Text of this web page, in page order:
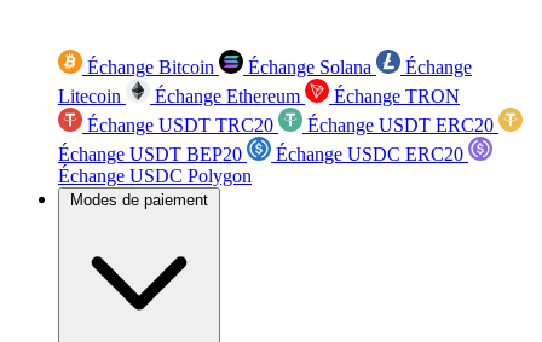
Échange Bitcoin Échange Solana
Échange
Litecoin
Échange Ethereum
Échange TRON
Échange USDT TRC20
Échange USDT ERC20
Échange USDT BEP20
Échange USDC ERC20
Échange USDC Polygon
Modes de paiement